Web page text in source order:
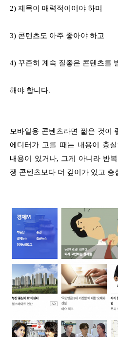
2) 제목이 매력적이어야 하며
3) 콘텐츠도 아주 좋아야 하고
4) 꾸준히 계속 질좋은 콘텐츠를
해야 합니다.
모바일용 콘텐츠라면 짧은 것이
에디터가 고를 때는 내용이 충
내용이 있거나, 그게 아니라 반
쟁 콘텐츠보다 더 깊이가 있고 충